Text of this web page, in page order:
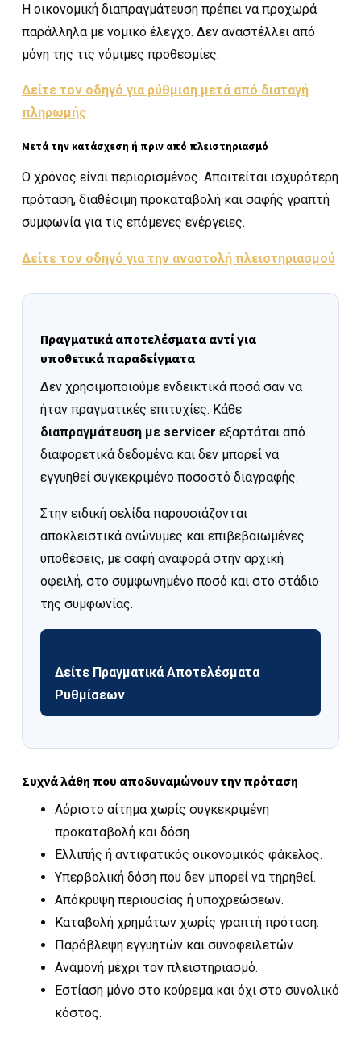
Η οικονομική διαπραγμάτευση πρέπει να προχωρά
παράλληλα με νομικό έλεγχο. Δεν αναστέλλει από
μόνη της τις νόμιμες προθεσμίες.
Δείτε τον οδηγό για ρύθμιση μετά από διαταγή
πληρωμής
Μετά την κατάσχεση ή πριν από πλειστηριασμό
Ο χρόνος είναι περιορισμένος. Απαιτείται ισχυρότερη
πρόταση, διαθέσιμη προκαταβολή και σαφής γραπτή
συμφωνία για τις επόμενες ενέργειες.
Δείτε τον οδηγό για την αναστολή πλειστηριασμού
Πραγματικά αποτελέσματα αντί για
υποθετικά παραδείγματα
Δεν χρησιμοποιούμε ενδεικτικά ποσά σαν να
ήταν πραγματικές επιτυχίες. Κάθε
διαπραγμάτευση με servicer εξαρτάται από
διαφορετικά δεδομένα και δεν μπορεί να
εγγυηθεί συγκεκριμένο ποσοστό διαγραφής.
Στην ειδική σελίδα παρουσιάζονται
αποκλειστικά ανώνυμες και επιβεβαιωμένες
υποθέσεις, με σαφή αναφορά στην αρχική
οφειλή, στο συμφωνημένο ποσό και στο στάδιο
της συμφωνίας.
Δείτε Πραγματικά Αποτελέσματα
Ρυθμίσεων
Συχνά λάθη που αποδυναμώνουν την πρόταση
Αόριστο αίτημα χωρίς συγκεκριμένη
προκαταβολή και δόση.
Ελλιπής ή αντιφατικός οικονομικός φάκελος.
Υπερβολική δόση που δεν μπορεί να τηρηθεί.
Απόκρυψη περιουσίας ή υποχρεώσεων.
Καταβολή χρημάτων χωρίς γραπτή πρόταση.
Παράβλεψη εγγυητών και συνοφειλετών.
Αναμονή μέχρι τον πλειστηριασμό.
Εστίαση μόνο στο κούρεμα και όχι στο συνολικό
κόστος.